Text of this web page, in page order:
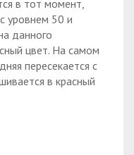
в тот момент,
уровнем 50 и
данного
цвет. На самом
пересекается с
в красный